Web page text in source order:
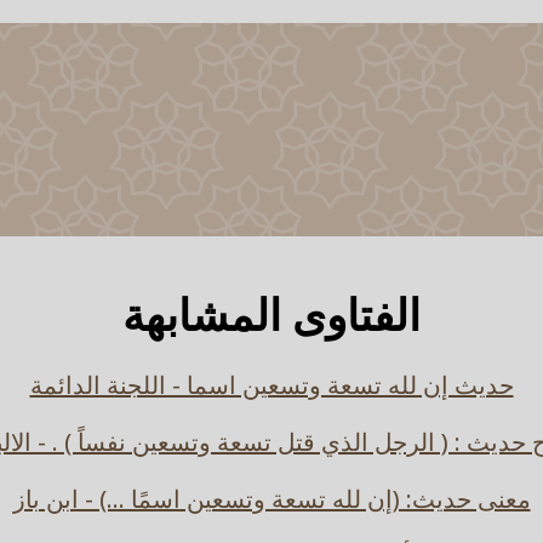
الفتاوى المشابهة
حديث إن لله تسعة وتسعين اسما - اللجنة الدائمة
: ( الرجل الذي قتل تسعة وتسعين نفساً ) . -
معنى حديث: (إن لله تسعة وتسعين اسمًا ...) - ابن باز